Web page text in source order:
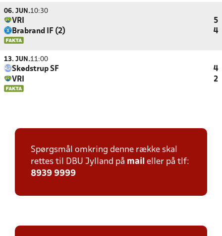
06. JUN.10:30
VRI
5
Brabrand IF (2)
4
13. JUN.11:00
Skødstrup SF
4
VRI
2
Spørgsmål omkring denne række skal
rettes til DBU Jylland på mail eller på tlf:
8939 9999